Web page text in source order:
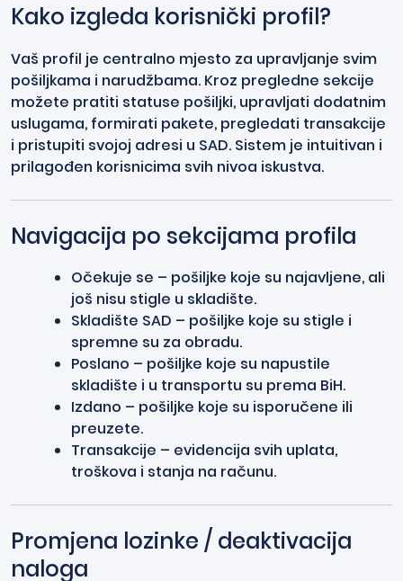
Kako izgleda korisnički profil?
Vaš profil je centralno mjesto za upravljanje svim
pošiljkama i narudžbama. Kroz pregledne sekcije
možete pratiti statuse pošiljki, upravljati dodatnim
uslugama, formirati pakete, pregledati transakcije
i pristupiti svojoj adresi u SAD. Sistem je intuitivan i
prilagođen korisnicima svih nivoa iskustva.
Navigacija po sekcijama profila
Očekuje se – pošiljke koje su najavljene, ali
još nisu stigle u skladište.
Skladište SAD – pošiljke koje su stigle i
spremne su za obradu.
Poslano – pošiljke koje su napustile
skladište i u transportu su prema BiH.
Izdano – pošiljke koje su isporučene ili
preuzete.
Transakcije – evidencija svih uplata,
troškova i stanja na računu.
Promjena lozinke / deaktivacija
naloga